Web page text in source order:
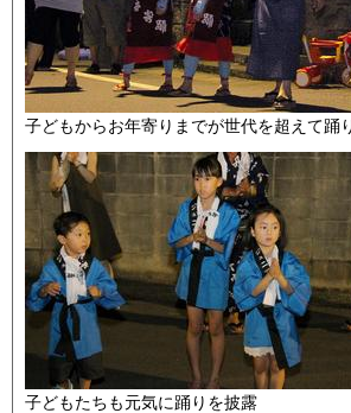
子どもからお年寄りまでが世代を超えて踊
子どもたちも元気に踊りを披露